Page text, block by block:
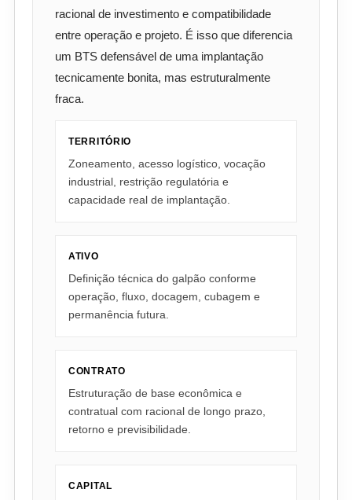
racional de investimento e compatibilidade
entre operação e projeto. É isso que diferencia
um BTS defensável de uma implantação
tecnicamente bonita, mas estruturalmente
fraca.
TERRITÓRIO
Zoneamento, acesso logístico, vocação
industrial, restrição regulatória e
capacidade real de implantação.
ATIVO
Definição técnica do galpão conforme
operação, fluxo, docagem, cubagem e
permanência futura.
CONTRATO
Estruturação de base econômica e
contratual com racional de longo prazo,
retorno e previsibilidade.
CAPITAL